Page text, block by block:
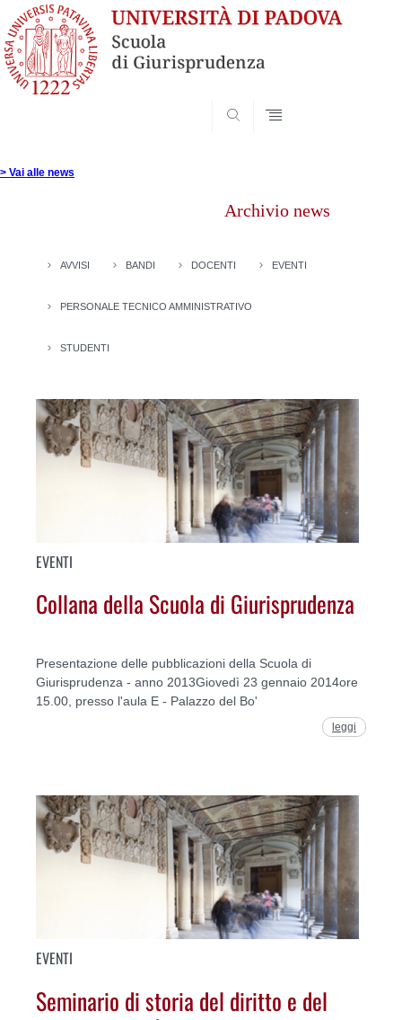
al
> Vai alle news
Archivio news
AVVISI BANDI DOCENTI EVENTI
PERSONALE TECNICO AMMINISTRATIVO
STUDENTI
EVENTI
Collana della Scuola di Giurisprudenza
Presentazione delle pubblicazioni della Scuola di
Giurisprudenza - anno 2013Giovedì 23 gennaio 2014ore
15.00, presso l'aula E - Palazzo del Bo'
leggi
EVENTI
Seminario di storia del diritto e del